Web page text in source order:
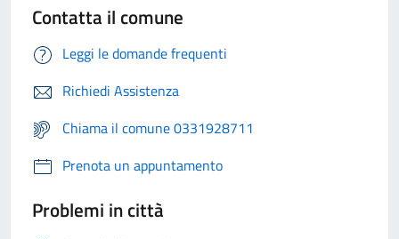
Contatta il comune
Leggi le domande frequenti
Richiedi Assistenza
Chiama il comune 0331928711
Prenota un appuntamento
Problemi in città